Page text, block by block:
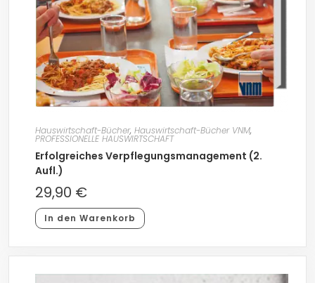
Hauswirtschaft-Bücher, Hauswirtschaft-Bücher VNM,
PROFESSIONELLE HAUSWIRTSCHAFT
Erfolgreiches Verpflegungsmanagement (2.
Aufl.)
29,90 €
In den Warenkorb